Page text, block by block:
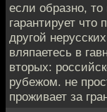
если образно,
гарантирует
другой
вляпаетесь в
вторых:
рубежом. не
проживает за